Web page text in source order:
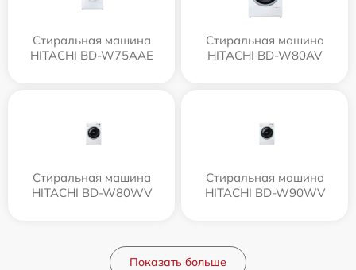
Стиральная машина
HITACHI BD-W75AAE
Стиральная машина
HITACHI BD-W80AV
Стиральная машина
HITACHI BD-W80WV
Стиральная машина
HITACHI BD-W90WV
Показать больше